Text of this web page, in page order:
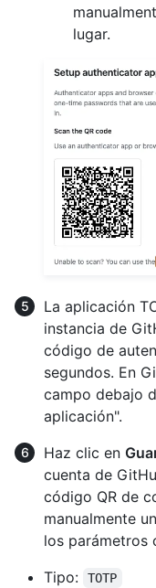
lugar.
La aplicación
instancia de
código de
segundos. En
campo debajo
aplicación".
Haz clic en
cuenta de
código QR de
manualmente
los parámetros
Tipo:
TOTP